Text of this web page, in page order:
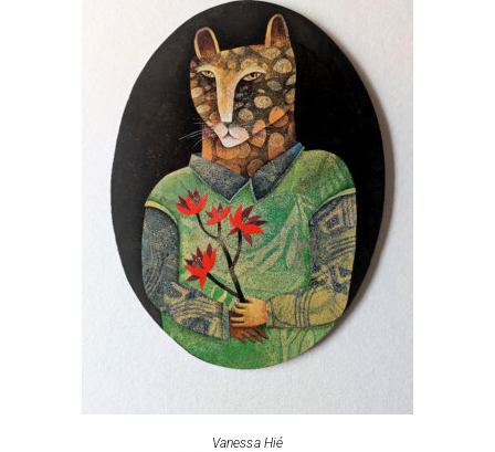
Vanessa Hié